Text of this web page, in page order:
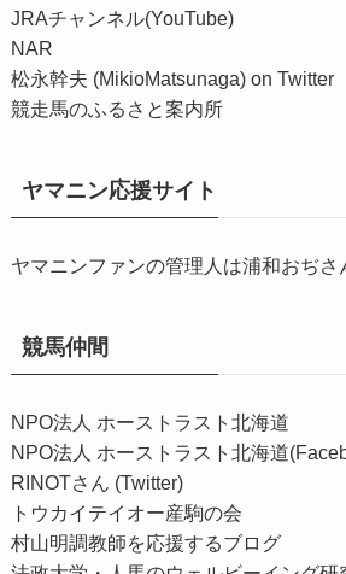
JRAチャンネル(YouTube)
NAR
松永幹夫 (MikioMatsunaga) on Twitter
競走馬のふるさと案内所
ヤマニン応援サイト
ヤマニンファンの管理人は浦和おぢさ
競馬仲間
NPO法人 ホーストラスト北海道
NPO法人 ホーストラスト北海道
RINOTさん (Twitter)
トウカイテイオー産駒の会
村山明調教師を応援するブログ